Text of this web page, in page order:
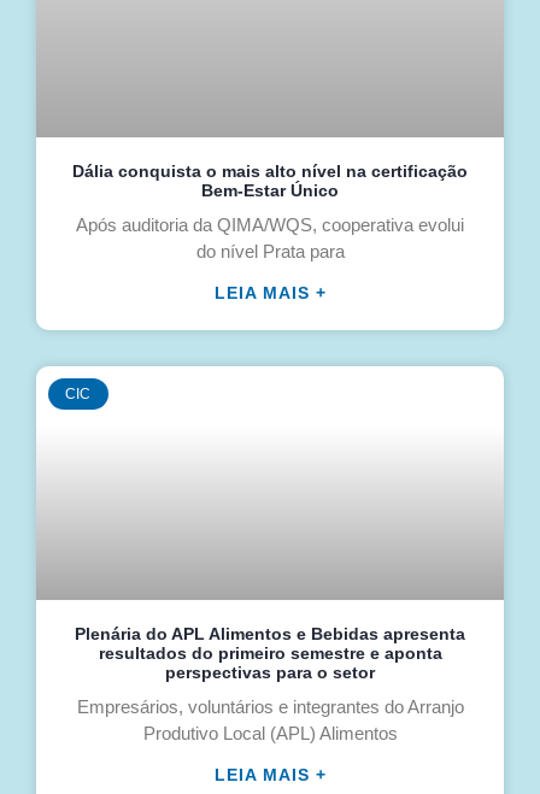
Dália conquista o mais alto nível na certificação
Bem-Estar Único
Após auditoria da QIMA/WQS, cooperativa evolui
do nível Prata para
LEIA MAIS +
CIC
Plenária do APL Alimentos e Bebidas apresenta
resultados do primeiro semestre e aponta
perspectivas para o setor
Empresários, voluntários e integrantes do Arranjo
Produtivo Local (APL) Alimentos
LEIA MAIS +